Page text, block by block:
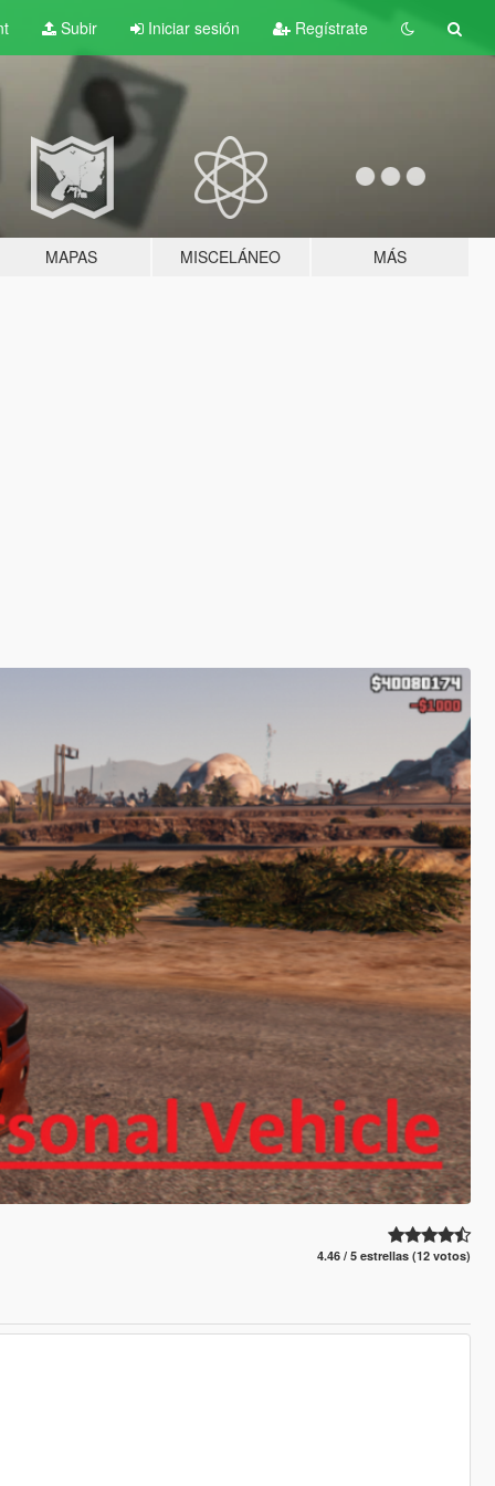
Subir Iniciar sesión Regístrate
MAPAS MISCELÁNEO MÁS
4.46 / 5 estrellas (12 votos)